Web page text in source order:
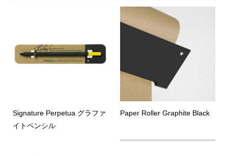
Signature Perpetua グラファ
イトペンシル
Paper Roller Graphite Black